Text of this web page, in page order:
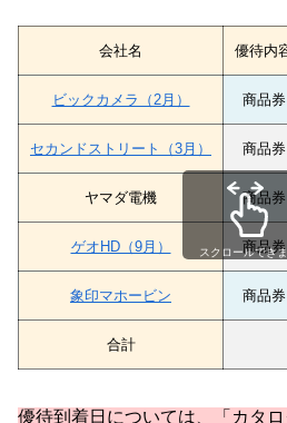
会社名 優待内
ビックカメラ（2月） 商品券
セカンドストリート（3月） 商品券
ヤマダ電機 商品券
ゲオHD（9月） 商品券
象印マホービン 商品券
合計
スクロールでき
優待到着日については、「カタ